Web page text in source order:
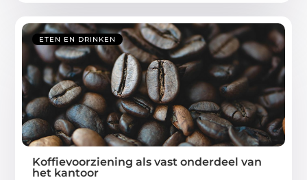
ETEN EN DRINKEN
Koffievoorziening als vast onderdeel van
het kantoor